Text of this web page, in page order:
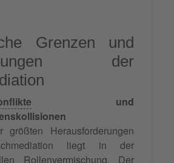
Grenzen und
der
und
größten Herausforderungen
liegt in der
Rollenvermischung. Der